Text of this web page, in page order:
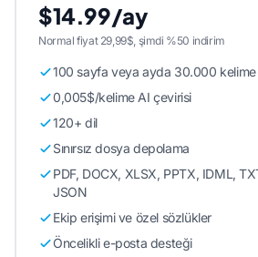
$14.99/ay
Normal fiyat 29,99$, şimdi %50 indirim
100 sayfa veya ayda 30.000 kelime
0,005$/kelime AI çevirisi
120+ dil
Sınırsız dosya depolama
PDF, DOCX, XLSX, PPTX, IDML,
JSON
Ekip erişimi ve özel sözlükler
Öncelikli e-posta desteği